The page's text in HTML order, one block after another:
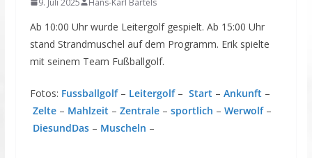
Ab 10:00 Uhr wurde Leitergolf gespielt. Ab 15:00 Uhr
stand Strandmuschel auf dem Programm. Erik spielte
mit seinem Team Fußballgolf.
Fotos: Fussballgolf– Leitergolf– Start – Ankunft –
Zelte – Mahlzeit – Zentrale – sportlich – Werwolf –
DiesundDas– Muscheln –